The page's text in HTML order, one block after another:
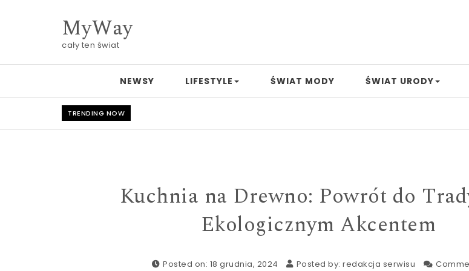
MyWay
cały ten świat
NEWSY LIFESTYLE ŚWIAT MODY ŚWIAT URODY
TRENDING NOW
Kuchnia na Drewno: Powrót do
Ekologicznym Akcentem
Posted on: 18 grudnia, 2024 Posted by:redakcja serwisu